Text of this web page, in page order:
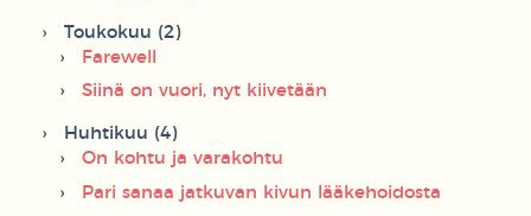
Toukokuu (2)
Farewell
Siinä on vuori, nyt kiivetään
Huhtikuu (4)
On kohtu ja varakohtu
Pari sanaa jatkuvan kivun lääkehoidosta